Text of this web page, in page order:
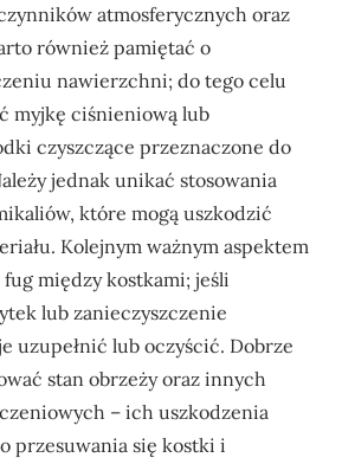
atmosferycznych oraz
również pamiętać o
nawierzchni; do tego celu
myjkę ciśnieniową lub
czyszczące przeznaczone do
jednak unikać stosowania
które mogą uszkodzić
Kolejnym ważnym aspektem
między kostkami; jeśli
lub zanieczyszczenie
uzupełnić lub oczyścić. Dobrze
stan obrzeży oraz innych
– ich uszkodzenia
przesuwania się kostki i